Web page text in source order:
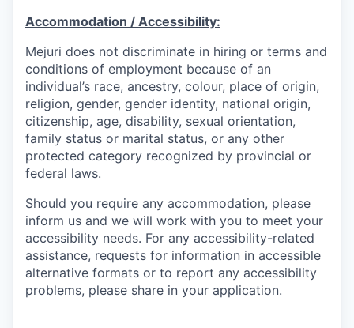
Accommodation / Accessibility:
Mejuri does not discriminate in hiring or terms and
conditions of employment because of an
individual’s race, ancestry, colour, place of origin,
religion, gender, gender identity, national origin,
citizenship, age, disability, sexual orientation,
family status or marital status, or any other
protected category recognized by provincial or
federal laws.
Should you require any accommodation, please
inform us and we will work with you to meet your
accessibility needs. For any accessibility-related
assistance, requests for information in accessible
alternative formats or to report any accessibility
problems, please share in your application.